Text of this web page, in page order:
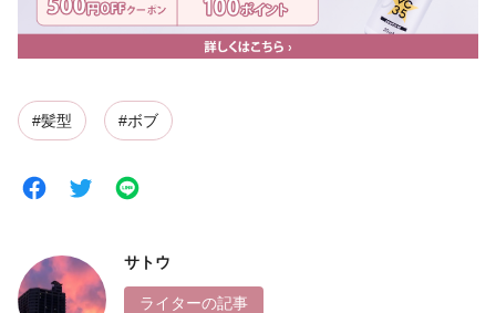
#髪型 #ボブ
サトウ
ライターの記事